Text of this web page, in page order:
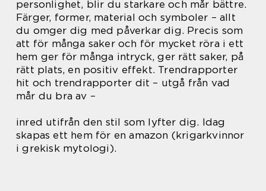
personlighet, blir du starkare och mår bättre.
Färger, former, material och symboler – allt
du omger dig med påverkar dig. Precis som
att för många saker och för mycket röra i ett
hem ger för många intryck, ger rätt saker, på
rätt plats, en positiv effekt. Trendrapporter
hit och trendrapporter dit – utgå från vad
mår du bra av –
inred utifrån den stil som lyfter dig. Idag
skapas ett hem för en amazon (krigarkvinnor
i grekisk mytologi).